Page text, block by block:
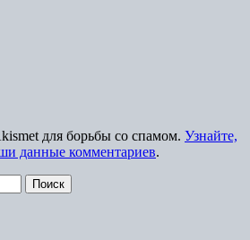
для борьбы со спамом. Узнайте,
данные комментариев.